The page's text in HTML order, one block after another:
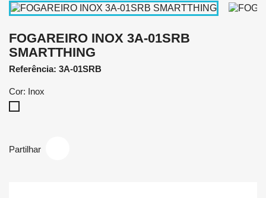
FOGAREIRO INOX 3A-01SRB
SMARTTHING
Referência: 3A-01SRB
Cor: Inox
Partilhar